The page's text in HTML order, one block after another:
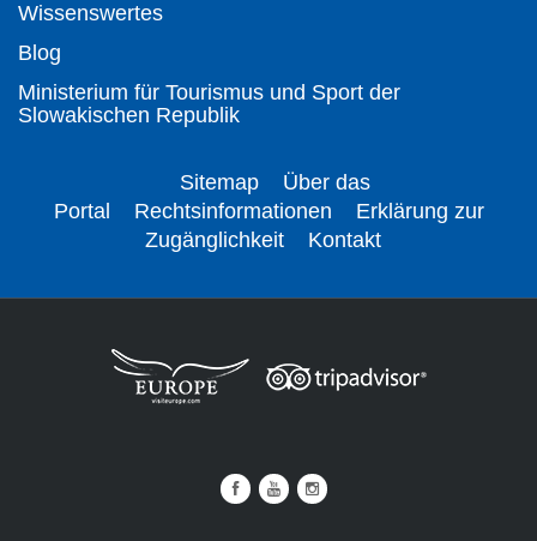
Wissenswertes
Blog
Ministerium für Tourismus und Sport der
Slowakischen Republik
Sitemap
Über das
Portal
Rechtsinformationen
Erklärung zur
Zugänglichkeit
Kontakt